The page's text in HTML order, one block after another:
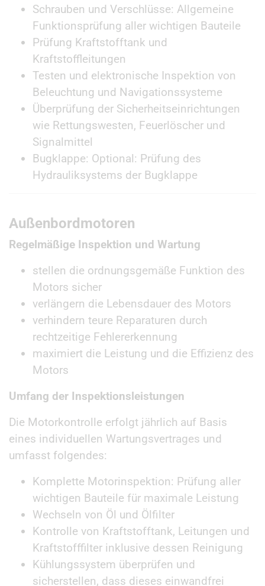
Schrauben und Verschlüsse: Allgemeine
Funktionsprüfung aller wichtigen Bauteile
Prüfung Kraftstofftank und
Kraftstoffleitungen
Testen und elektronische Inspektion von
Beleuchtung und Navigationssysteme
Überprüfung der Sicherheitseinrichtungen
wie Rettungswesten, Feuerlöscher und
Signalmittel
Bugklappe: Optional: Prüfung des
Hydrauliksystems der Bugklappe
Außenbordmotoren
Regelmäßige Inspektion und Wartung
stellen die ordnungsgemäße Funktion des
Motors sicher
verlängern die Lebensdauer des Motors
verhindern teure Reparaturen durch
rechtzeitige Fehlererkennung
maximiert die Leistung und die Effizienz des
Motors
Umfang der Inspektionsleistungen
Die Motorkontrolle erfolgt jährlich auf Basis
eines individuellen Wartungsvertrages und
umfasst folgendes:
Komplette Motorinspektion: Prüfung aller
wichtigen Bauteile für maximale Leistung
Wechseln von Öl und Ölfilter
Kontrolle von Kraftstofftank, Leitungen und
Kraftstofffilter inklusive dessen Reinigung
Kühlungssystem überprüfen und
sicherstellen, dass dieses einwandfrei